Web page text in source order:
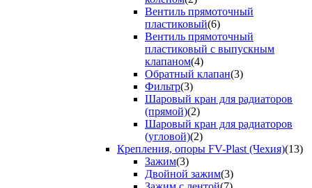
Вентиль прямоточный
пластиковый(6)
Вентиль прямоточный
пластиковый с выпускным
клапаном(4)
Обратный клапан(3)
Фильтр(3)
Шаровый кран для радиаторов
(прямой)(2)
Шаровый кран для радиаторов
(угловой)(2)
Крепления, опоры FV-Plast (Чехия)(13)
Зажим(3)
Двойной зажим(3)